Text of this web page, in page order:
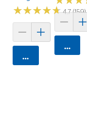
★★★★★
★★★★★4.7 (159)
카트에 담기
카트에